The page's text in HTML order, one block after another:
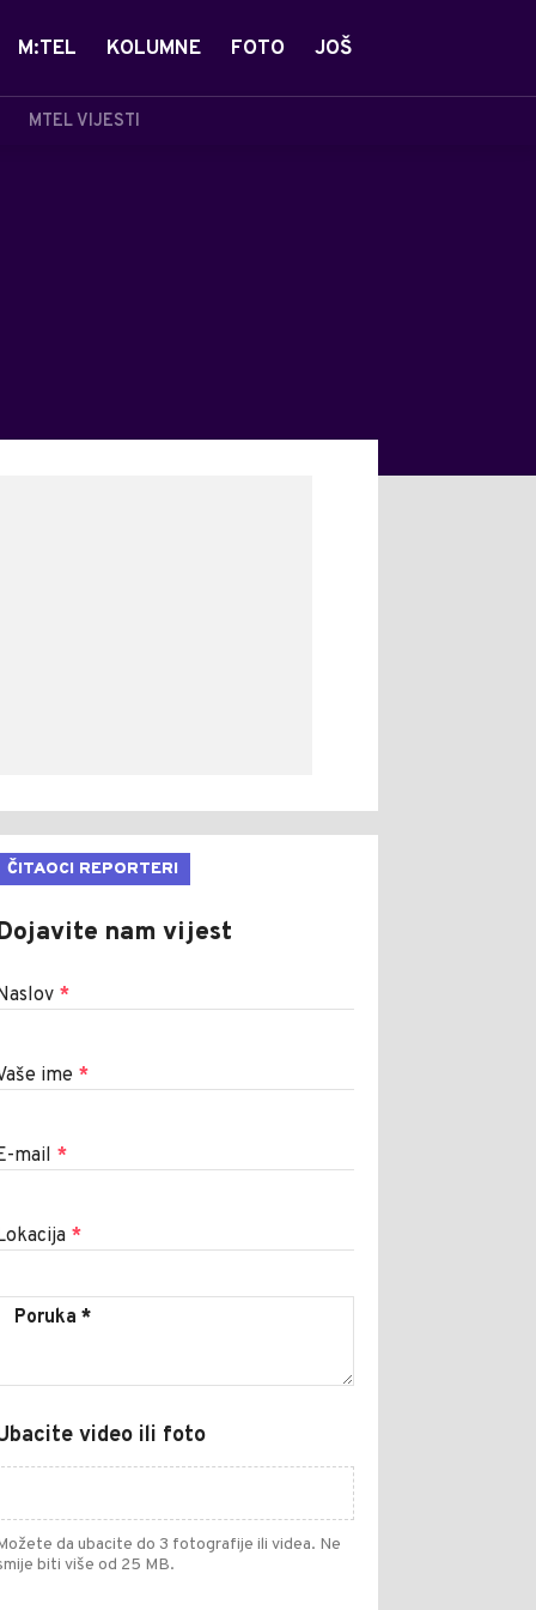
MTEL VIJESTI
M:TEL KOLUMNE FOTO JOŠ
ČITAOCI REPORTERI
nam vijest
*
ime *
mail *
*
video ili foto
da ubacite do 3 fotografije ili videa. Ne
biti više od 25 MB.